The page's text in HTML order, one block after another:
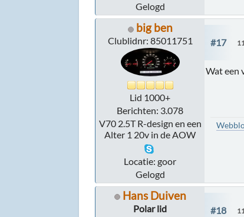
Gelogd
big ben
Clublidnr: 85011751
Lid 1000+
Berichten: 3.078
V70 2.5T R-design en een
Alter 1 20v in de AOW
Locatie: goor
Gelogd
#17
Wat een
Hans Duiven
Polar lid #18